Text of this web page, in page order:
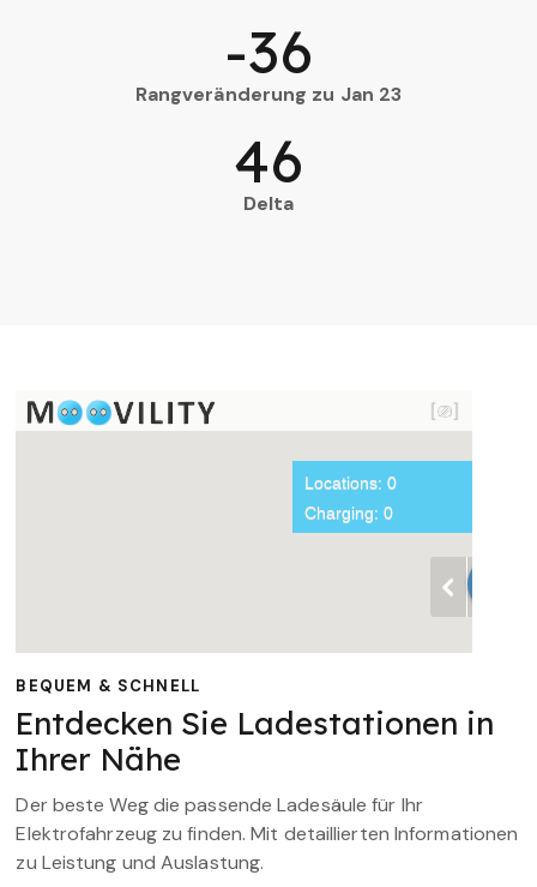
Rangveränderung zu Jan 23
-36
Delta
46
BEQUEM & SCHNELL
Entdecken Sie Ladestationen in
Ihrer Nähe
Der beste Weg die passende Ladesäule für Ihr
Elektrofahrzeug zu finden. Mit detaillierten Informationen
zu Leistung und Auslastung.